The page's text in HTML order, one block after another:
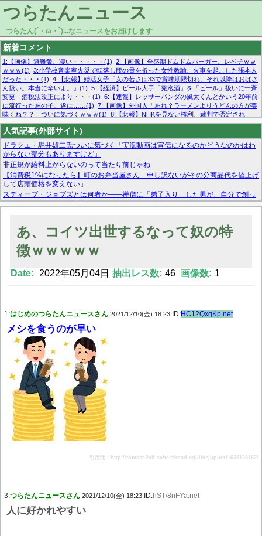
つらたんニュース
つらたん(´・ω・`)...なニュースをお届けします
新着コメント
1:【画像】避難飯、凄い・・・・・(1) 2:【画像】全盛期ドムドムバーガー、レベチｗｗ
ｗｗｗ(1) 3:小学校音楽室火災で転落し腰の骨を折った女性教諭、火事を起こした張本人
だった・・・(1) 4:【悲報】婚活女子「女の若さは33で賞味期限切れ。それ以降はおばさ
ん扱い。本当に辛いよ。」(1) 5:【経済】ビール大手「発泡酒」を「ビール」扱いに一斉
変更 酒税法改正により・・・(1) 6:【速報】レッサーパンダの風太くんとかいう20年前
に流行ったあの子、遂に……(1) 7:【画像】外国人「あれ？ラーメンよりうどんの方が美
味くね？？」ついに気づくｗｗｗ(1) 8:【悲報】NHKを見ない権利、裁判で否定され
る・・・(1) 9:欧州委員長「原発縮小は間違いでした」(1) 10:【悲報】日本企業の人手不
足、限界突破 52%「正社員も足りてません…」(1)
人気記事(外部サイト)
ドラクエ・堀井雄二氏ついに気づく「実況動画は宣伝になるのかどうなのかはわ
からない部分もありますけど」
非正規が給料上がらないのって当たり前じゃね
【消費税1%になったら】町のお弁当屋さん「申し訳ないがその分商品代を値上げ
して店頭価格を変えない」
スティーブ・ジョブズとは何者か——禅僧に「弟子入り」した男が、自分で創っ
た会社から追放され、逆襲のように世界を変えるまで
ニーCEOの「量より質」宣言の裏で渦巻くファンの本音とMCUの未来を徹底考
【モー娘。石田亜佑美】ファーストテイク出演も新規獲得ならず？北川莉央が1
位に
あ、コイツ出世するなって奴の特
徴ｗｗｗｗｗ
Date: 2022年05月04日 抽出レス数: 46 画像数: 1
1:はじめのつらたんニュースさん 2021/12/10(金) 18:23 ID:HC12QxgKp.net
メシを食うのが早い
引用元：http://tomcat.2ch.sc/test/read.cgi/livejupiter/1639128182/
3:つらたんニュースさん 2021/12/10(金) 18:23 ID:hST/8nFYa.net
人に好かれやすい